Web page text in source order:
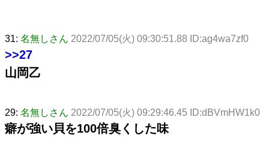
31: 名無しさん 2022/07/05(火) 09:30:51.88 ID:ag4wa7zf0
>>27
山岡乙
29: 名無しさん 2022/07/05(火) 09:29:46.45 ID:dBVmHW1k0
癖が強い貝を100倍臭くした味